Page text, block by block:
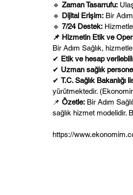
🔹 Zaman Tasarrufu:
🔹 Dijital Erişim:Bir
🔹 7/24 Destek:
📌 Hizmetin Etik ve
Bir Adım Sağlık,
✔ Etik ve hesap
✔ Uzman sağlık
✔ T.C. Sağlık Bakanlığı
yürütmektedir. (
📌 Özetle:Bir Adım
sağlık hizmet modelidir.
https://